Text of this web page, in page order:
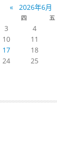
« 2026年6月
四 五
3 4
10 11
17 18
24 25